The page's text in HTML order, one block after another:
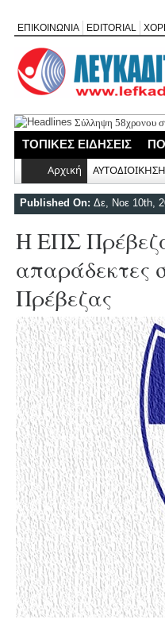
ΕΠΙΚΟΙΝΩΝΙΑ EDITORIAL
Σύλληψη 58χρονου
Δύο συλλήψεις για
Mέχρι τον Άγιο
Αφιέρωμα στον Ηλία
Η ΕΠ Ηπείρου –
Γράμμο
ΤΟΠΙΚΕΣ ΕΙΔΗΣΕΙΣ
Αρχική ΑΥΤΟΔΙΟΙΚΗΣΗ
Published On: Δε, Νοε 10th,
Η ΕΠΣ
απαράδεκτες
Πρέβεζας